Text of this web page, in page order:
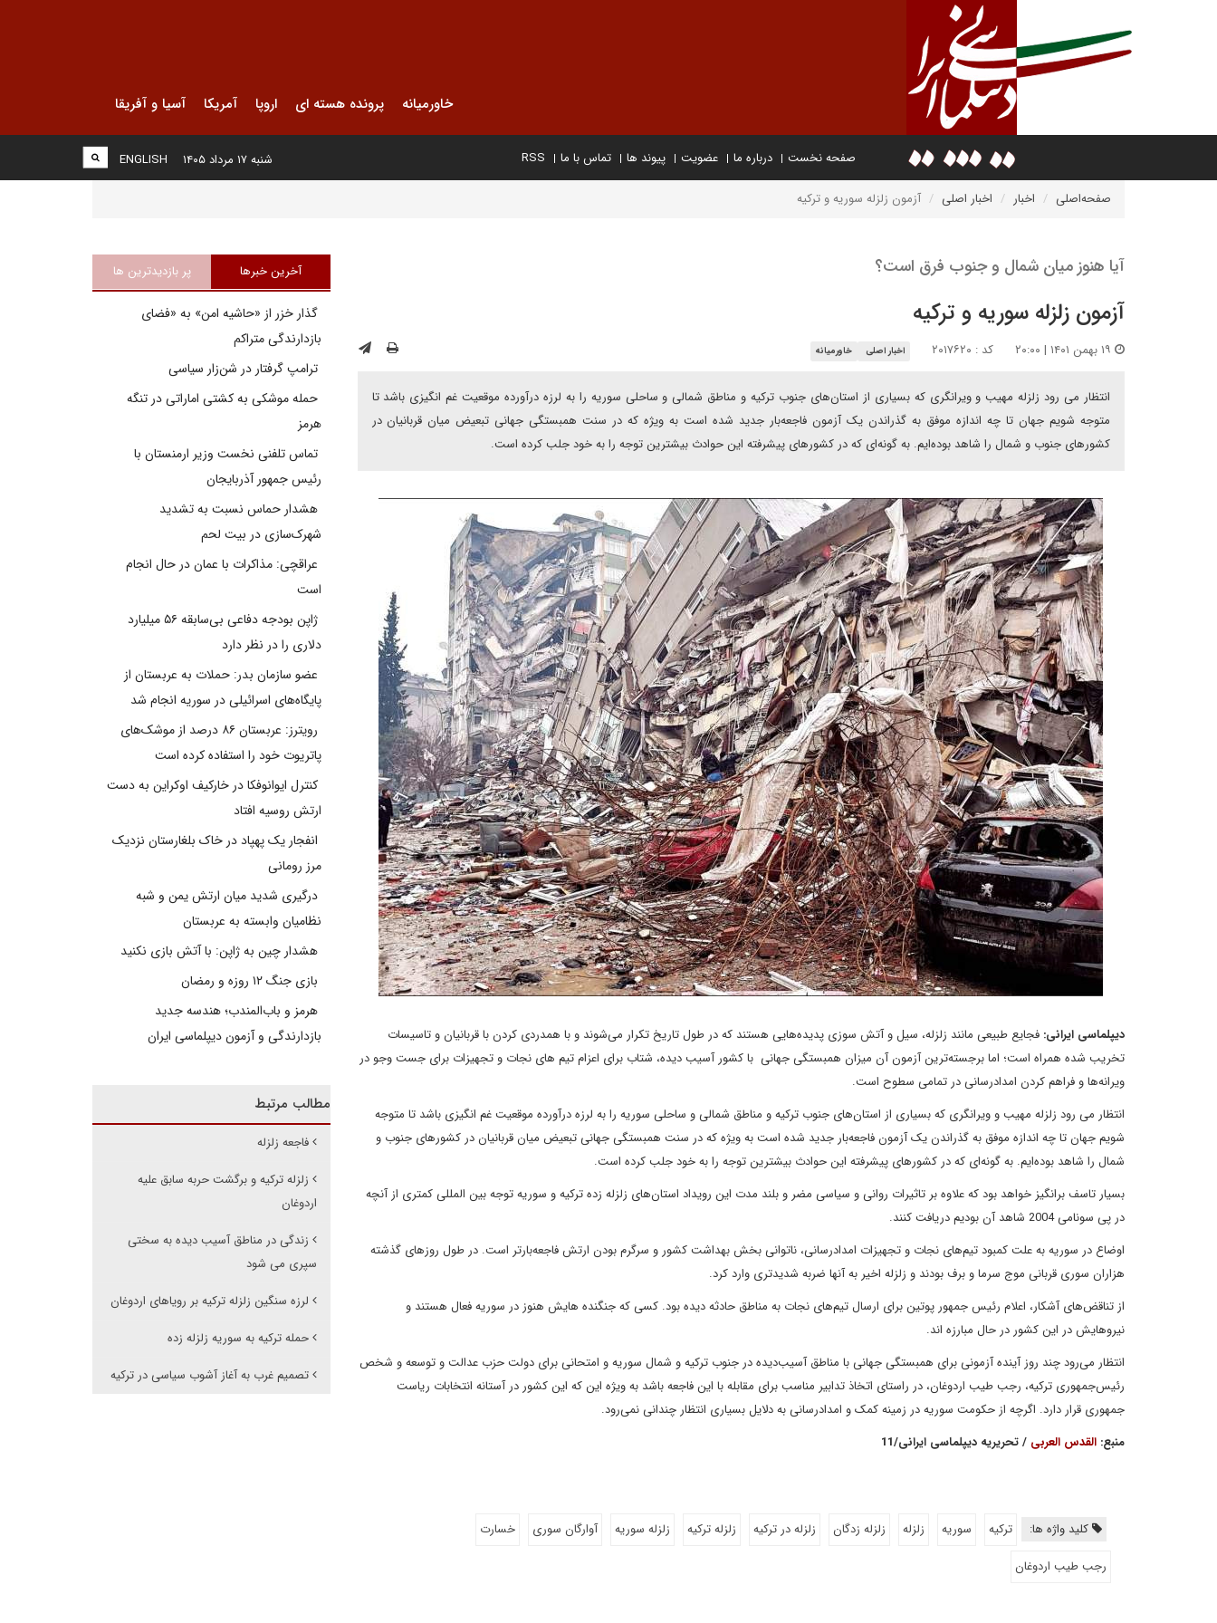
خاورمیانه پرونده هسته ای اروپا آمریکا آسیا و آفریقا
صفحه نخست درباره ما عضویت پیوند ها تماس با ما RSS
ENGLISH شنبه ۱۷ مرداد ۱۴۰۵
صفحه‌اصلی اخبار اخبار اصلی آزمون زلزله سوریه و ترکیه
آیا هنوز میان شمال و جنوب فرق است؟
آزمون زلزله سوریه و ترکیه
کد : ۲۰۱۷۶۲۰ اخبار اصلی خاورمیانه
انتظار می رود زلزله مهیب و ویرانگری که بسیاری از استان‌های جنوب ترکیه و مناطق شمالی و ساحلی سوریه را به لرزه درآورده موقعیت غم انگیزی باشد تا
متوجه شویم جهان تا چه اندازه موفق به گذراندن یک آزمون فاجعه‌بار جدید شده است به ویژه که در سنت همبستگی جهانی تبعیض میان قربانیان در
کشورهای جنوب و شمال را شاهد بوده‌ایم. به گونه‌ای که در کشورهای پیشرفته این حوادث بیشترین توجه را به خود جلب کرده است.
دیپلماسی ایرانی: فجایع طبیعی مانند زلزله، سیل و آتش‌ سوزی پدیده‌هایی هستند که در طول تاریخ تکرار می‌شوند و با همدردی کردن با قربانیان و تاسیسات
تخریب شده همراه است؛ اما برجسته‌ترین آزمون آن میزان همبستگی جهانی با کشور آسیب دیده، شتاب برای اعزام تیم های نجات و تجهیزات برای جست وجو در
ویرانه‌ها و فراهم کردن امدادرسانی در تمامی سطوح است.
انتظار می رود زلزله مهیب و ویرانگری که بسیاری از استان‌های جنوب ترکیه و مناطق شمالی و ساحلی سوریه را به لرزه درآورده موقعیت غم انگیزی باشد تا متوجه
شویم جهان تا چه اندازه موفق به گذراندن یک آزمون فاجعه‌بار جدید شده است به ویژه که در سنت همبستگی جهانی تبعیض میان قربانیان در کشورهای جنوب و
شمال را شاهد بوده‌ایم. به گونه‌ای که در کشورهای پیشرفته این حوادث بیشترین توجه را به خود جلب کرده است.
بسیار تاسف برانگیز خواهد بود که علاوه بر تاثیرات روانی و سیاسی مضر و بلند مدت این رویداد استان‌های زلزله زده ترکیه و سوریه توجه بین المللی کمتری از آنچه
در پی سونامی 2004 شاهد آن بودیم دریافت کنند.
اوضاع در سوریه به علت کمبود تیم‌های نجات و تجهیزات امدادرسانی، ناتوانی بخش‌ بهداشت کشور و سرگرم بودن ارتش فاجعه‌بارتر است. در طول روزهای گذشته
هزاران سوری قربانی موج سرما و برف بودند و زلزله اخیر به آنها ضربه شدیدتری وارد کرد.
از تناقض‌های آشکار، اعلام رئیس جمهور پوتین برای ارسال تیم‌های نجات به مناطق حادثه دیده بود. کسی که جنگنده هایش هنوز در سوریه فعال هستند و
نیروهایش در این کشور در حال مبارزه اند.
انتظار می‌رود چند روز آینده آزمونی برای همبستگی جهانی با مناطق آسیب‌دیده در جنوب ترکیه و شمال سوریه و امتحانی برای دولت حزب عدالت و توسعه و شخص
رئیس‌جمهوری ترکیه، رجب طیب اردوغان، در راستای اتخاذ تدابیر مناسب برای مقابله با این فاجعه باشد به ویژه این که این کشور در آستانه انتخابات ریاست
جمهوری قرار دارد. اگرچه از حکومت سوریه در زمینه کمک و امدادرسانی به دلایل بسیاری انتظار چندانی نمی‌رود.
منبع: القدس العربی / تحریریه دیپلماسی ایرانی/11
کلید واژه ها: ترکیه سوریه زلزله زلزله زدگان زلزله در ترکیه زلزله ترکیه زلزله سوریه آوارگان سوری
خسارت
رجب طیب اردوغان
آخرین خبرها پر بازدیدترین ها
گذار خزر از «حاشیه امن» به «فضای
بازدارندگی متراکم
ترامپ گرفتار در شن‌زار سیاسی
حمله موشکی به کشتی اماراتی در تنگه
هرمز
تماس تلفنی نخست وزیر ارمنستان با
رئیس جمهور آذربایجان
هشدار حماس نسبت به تشدید
شهرک‌سازی در بیت‌ لحم
عراقچی: مذاکرات با عمان در حال انجام
است
ژاپن بودجه دفاعی بی‌سابقه ۵۶ میلیارد
دلاری را در نظر دارد
عضو سازمان بدر: حملات به عربستان از
پایگاه‌های اسرائیلی در سوریه انجام شد
رویترز: عربستان ۸۶ درصد از موشک‌های
پاتریوت خود را استفاده کرده است
کنترل ایوانوفکا در خارکیف اوکراین به دست
ارتش روسیه افتاد
انفجار یک پهپاد در خاک بلغارستان نزدیک
مرز رومانی
درگیری شدید میان ارتش یمن و شبه
نظامیان وابسته به عربستان
هشدار چین به ژاپن: با آتش بازی نکنید
بازی جنگ ۱۲ روزه و رمضان
هرمز و باب‌المندب؛ هندسه جدید
بازدارندگی و آزمون دیپلماسی ایران
مطالب مرتبط
فاجعه زلزله
زلزله ترکیه و برگشت حربه سابق علیه
اردوغان
زندگی در مناطق آسیب دیده به سختی
سپری می شود
لرزه سنگین زلزله ترکیه بر رویاهای اردوغان
حمله ترکیه به سوریه زلزله زده
تصمیم غرب به آغاز آشوب سیاسی در ترکیه